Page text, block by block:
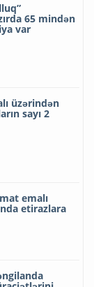
65 mindən
var
üzərindən
sayı 2
emalı
etirazlara